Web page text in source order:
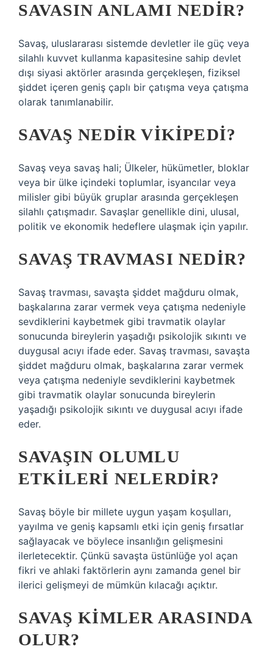
SAVASIN ANLAMI NEDIR?
Savaş, uluslararası sistemde devletler ile güç veya
silahlı kuvvet kullanma kapasitesine sahip devlet
dışı siyasi aktörler arasında gerçekleşen, fiziksel
şiddet içeren geniş çaplı bir çatışma veya çatışma
olarak tanımlanabilir.
SAVAŞ NEDIR VIKIPEDI?
Savaş veya savaş hali; Ülkeler, hükümetler, bloklar
veya bir ülke içindeki toplumlar, isyancılar veya
milisler gibi büyük gruplar arasında gerçekleşen
silahlı çatışmadır. Savaşlar genellikle dini, ulusal,
politik ve ekonomik hedeflere ulaşmak için yapılır.
SAVAŞ TRAVMASI NEDIR?
Savaş travması, savaşta şiddet mağduru olmak,
başkalarına zarar vermek veya çatışma nedeniyle
sevdiklerini kaybetmek gibi travmatik olaylar
sonucunda bireylerin yaşadığı psikolojik sıkıntı ve
duygusal acıyı ifade eder. Savaş travması, savaşta
şiddet mağduru olmak, başkalarına zarar vermek
veya çatışma nedeniyle sevdiklerini kaybetmek
gibi travmatik olaylar sonucunda bireylerin
yaşadığı psikolojik sıkıntı ve duygusal acıyı ifade
eder.
SAVAŞIN OLUMLU
ETKILERI NELERDIR?
Savaş böyle bir millete uygun yaşam koşulları,
yayılma ve geniş kapsamlı etki için geniş fırsatlar
sağlayacak ve böylece insanlığın gelişmesini
ilerletecektir. Çünkü savaşta üstünlüğe yol açan
fikri ve ahlaki faktörlerin aynı zamanda genel bir
ilerici gelişmeyi de mümkün kılacağı açıktır.
SAVAŞ KIMLER ARASINDA
OLUR?